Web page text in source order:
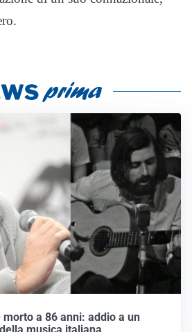
morto a 86 anni: addio a un